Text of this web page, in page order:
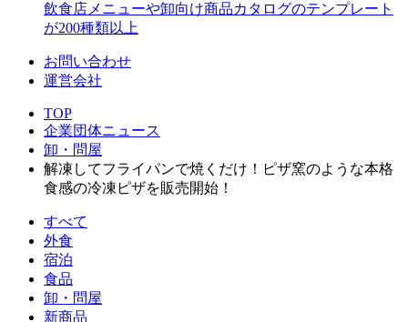
飲食店メニューや卸向け商品カタログのテンプレート
が200種類以上
お問い合わせ
運営会社
TOP
企業団体ニュース
卸・問屋
解凍してフライパンで焼くだけ！ピザ窯のような本格
食感の冷凍ピザを販売開始！
すべて
外食
宿泊
食品
卸・問屋
新商品